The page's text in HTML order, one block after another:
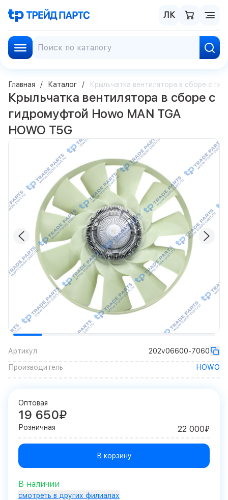
ЛК
Главная Каталог Крыльчатка вентилятора в сборе с
Крыльчатка вентилятора в сборе с
гидромуфтой Howo MAN TGA
HOWO T5G
Артикул
202v06600-7060
Производитель
HOWO
Оптовая
19 650₽
Розничная 22 000₽
В корзину
В наличии
смотреть в других филиалах